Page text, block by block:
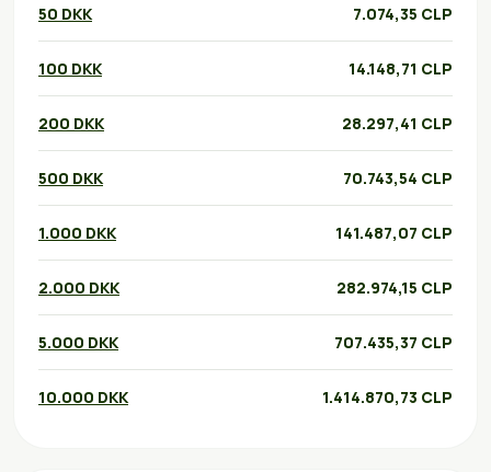
50 DKK 7.074,35 CLP
100 DKK 14.148,71 CLP
200 DKK 28.297,41 CLP
500 DKK 70.743,54 CLP
1.000 DKK 141.487,07 CLP
2.000 DKK 282.974,15 CLP
5.000 DKK 707.435,37 CLP
10.000 DKK 1.414.870,73 CLP